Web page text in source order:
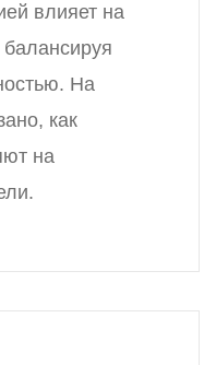
влияет на
На
как
на